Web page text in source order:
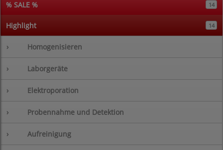
% SALE % 14
Highlight 14
› Homogenisieren
› Laborgeräte
› Elektroporation
› Probennahme und Detektion
› Aufreinigung